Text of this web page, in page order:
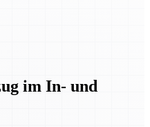
im In- und